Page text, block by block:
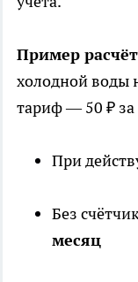
Пример
холодной воды
тариф — 50 ₽ за
При
Без
месяц